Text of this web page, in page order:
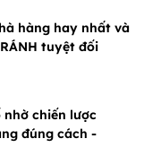
hàng hay nhất và
tuyệt đối
nhờ chiến lược
đúng cách -